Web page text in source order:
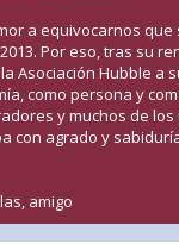
a equivocarnos que
Por eso, tras su
Asociación Hubble a
como persona y
y muchos de
con agrado y
amigo